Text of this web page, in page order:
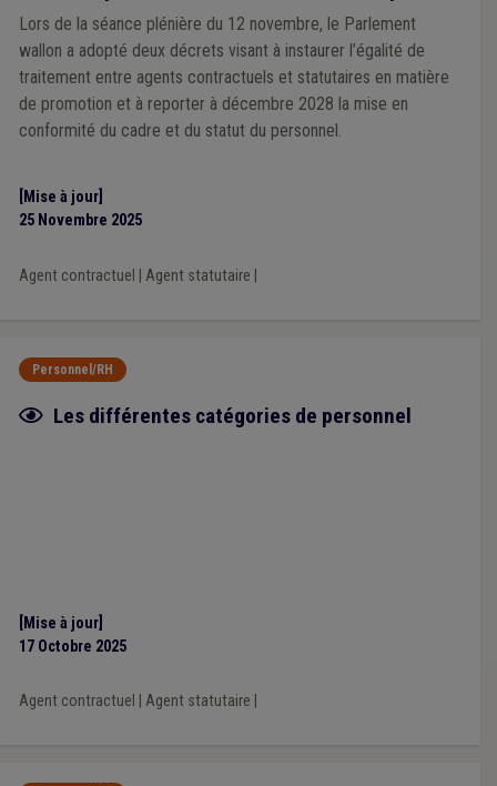
Lors de la séance plénière du 12 novembre, le Parlement
wallon a adopté deux décrets visant à instaurer l’égalité de
traitement entre agents contractuels et statutaires en matière
de promotion et à reporter à décembre 2028 la mise en
conformité du cadre et du statut du personnel.
[Mise à jour]
25 Novembre 2025
Agent contractuel Agent statutaire
Personnel/RH
Fiche focus
Les différentes catégories de personnel
[Mise à jour]
17 Octobre 2025
Agent contractuel Agent statutaire